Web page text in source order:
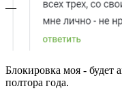
Блокировка моя - будет
полтора года.
—